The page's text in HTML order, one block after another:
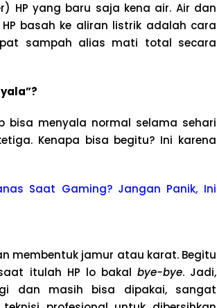
HP yang baru saja kena air. Air dan
basah ke aliran listrik adalah cara
sampah alias mati total secara
bisa menyala normal selama sehari
Kenapa bisa begitu? Ini karena
Saat Gaming? Jangan Panik, Ini
membentuk jamur atau karat. Begitu
itulah HP lo bakal bye-bye. Jadi,
dan masih bisa dipakai, sangat